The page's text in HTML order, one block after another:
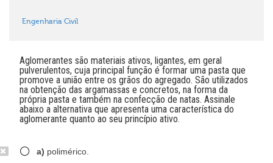
Engenharia Civil
Aglomerantes são materiais ativos, ligantes, em geral
pulverulentos, cuja principal função é formar uma pasta que
promove a união entre os grãos do agregado. São utilizados
na obtenção das argamassas e concretos, na forma da
própria pasta e também na confecção de natas. Assinale
abaixo a alternativa que apresenta uma característica do
aglomerante quanto ao seu princípio ativo.
a) polimérico.